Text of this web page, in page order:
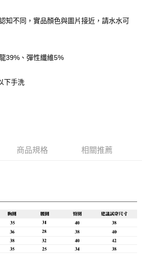
中國信託商業銀行
含以上)免運費
含以上)免運費
知不同，實品顏色與圖片接近，請水水可
39%、彈性纖維5%
下手洗
商品規格 相關推薦